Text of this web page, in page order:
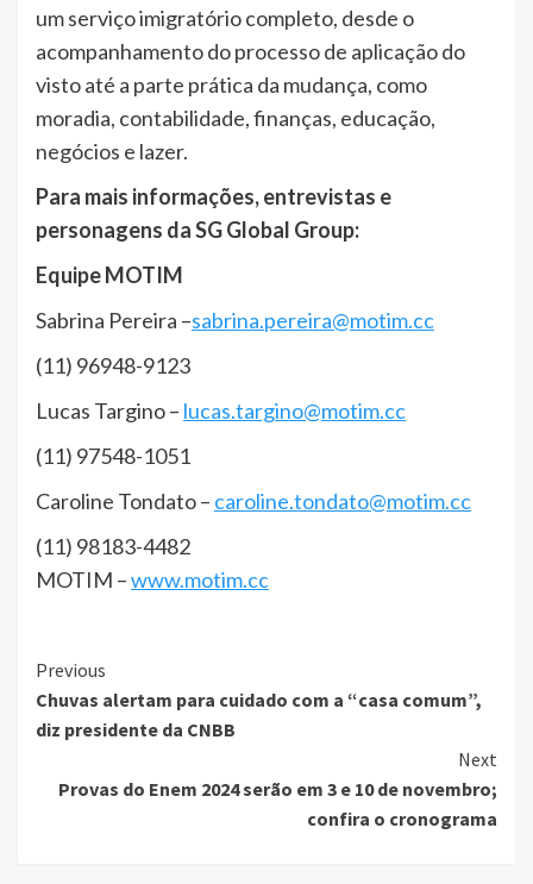
um serviço imigratório completo, desde o
acompanhamento do processo de aplicação do
visto até a parte prática da mudança, como
moradia, contabilidade, finanças, educação,
negócios e lazer.
Para mais informações, entrevistas e
personagens da SG Global Group:
Equipe MOTIM
Sabrina Pereira –sabrina.pereira@motim.cc
(11) 96948-9123
Lucas Targino – lucas.targino@motim.cc
(11) 97548-1051
Caroline Tondato – caroline.tondato@motim.cc
(11) 98183-4482
MOTIM –www.motim.cc
Continue
Reading
Previous
Chuvas alertam para cuidado com a “casa comum”,
diz presidente da CNBB
Next
Provas do Enem 2024 serão em 3 e 10 de novembro;
confira o cronograma